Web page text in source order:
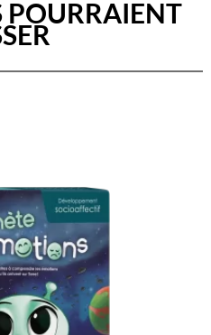
POURRAIENT